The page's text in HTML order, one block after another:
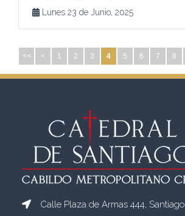
Lunes 23 de Junio, 2025
<< < 1 2 3 4 5 6 7 8
Calle Plaza de Armas 444, Santiago